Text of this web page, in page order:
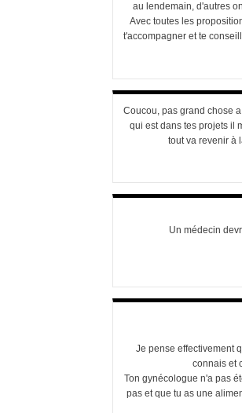
au lendemain, d'autres
Avec toutes les
t'accompagner et te
Coucou, pas grand chose
qui est dans tes projets il
tout va revenir à
Un médecin
Je pense effectivement
connais et
Ton gynécologue n'a pas
pas et que tu as une